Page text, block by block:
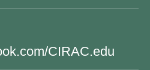
CIRAC.edu